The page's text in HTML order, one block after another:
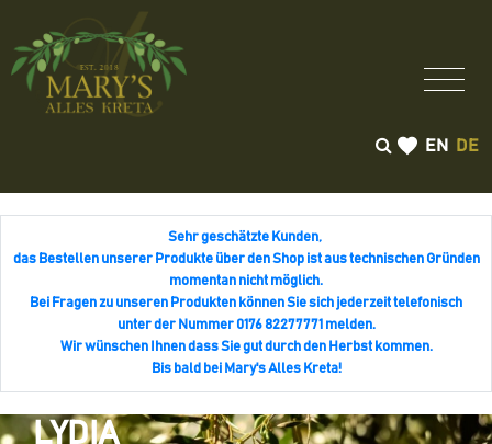
EN DE
Sehr geschätzte Kunden,
das Bestellen unserer Produkte über den Shop ist aus technischen Gründen
momentan nicht möglich.
Bei Fragen zu unseren Produkten können Sie sich jederzeit telefonisch
unter der Nummer 0176 82277771 melden.
Wir wünschen Ihnen dass Sie gut durch den Herbst kommen.
Bis bald bei Mary's Alles Kreta!
LYDIA